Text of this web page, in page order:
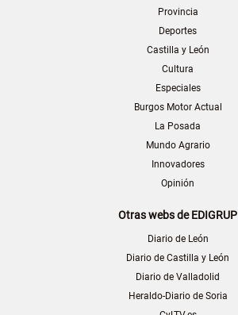
Provincia
Deportes
Castilla y León
Cultura
Especiales
Burgos Motor Actual
La Posada
Mundo Agrario
Innovadores
Opinión
Otras webs de EDIGRUP
Diario de León
Diario de Castilla y León
Diario de Valladolid
Heraldo-Diario de Soria